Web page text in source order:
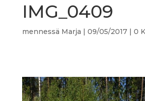
IMG_0409
mennessä Marja | 09/05/2017| 0